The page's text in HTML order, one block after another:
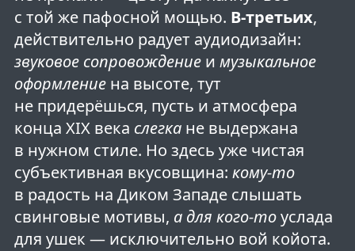
с той же пафосной мощью. В-третьих,
действительно радует аудиодизайн:
звуковое сопровождениеи музыкальное
оформлениена высоте, тут
не придерёшься, пусть и атмосфера
конца XIX века слегкане выдержана
в нужном стиле. Но здесь уже чистая
субъективная вкусовщина: кому-то
в радость на Диком Западе слышать
свинговые мотивы, а для кого-тоуслада
для ушек — исключительно вой койота.